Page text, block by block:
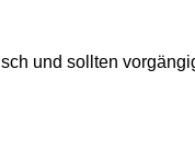
und sollten